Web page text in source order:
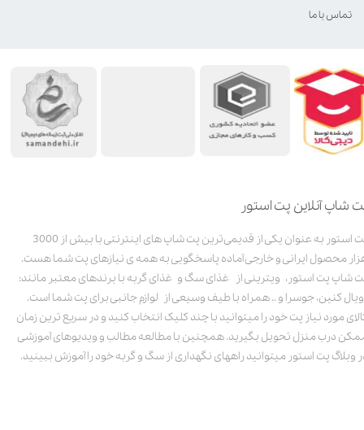
شاپ آنلاین پت استور
پت استور به عنوان یکی از قدیمی‌ترین پت شاپ های اینترنتی با بیش از 3000
محصول ایرانی و خارجی آماده پاسخگویی به همه ی نیازهای پت شما هست.
شاپ پت استور، ویترینی از غذای سگ و غذای گربه با برندهای معتبر مانند:
کنین، جوسرا و .. همراه با طیف وسیعی از لوازم جانبی برای پت شما است.
مورد نیاز پت خود را میتوانید با چند کلیک انتخاب کنید و در سریع ترین زمان
درب منزل تحویل بگیرید. همچنین با مطالعه مطالب و ویدیوهای آموزشی
وبلاگ پت استور میتوانید راههای نگهداری از سگ و گربه خود را آموزش ببینید.
تماس با ما